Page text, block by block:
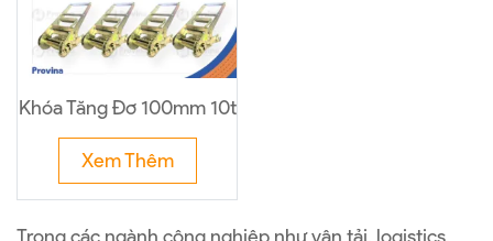
Khóa Tăng Đơ 100mm 10t
Xem Thêm